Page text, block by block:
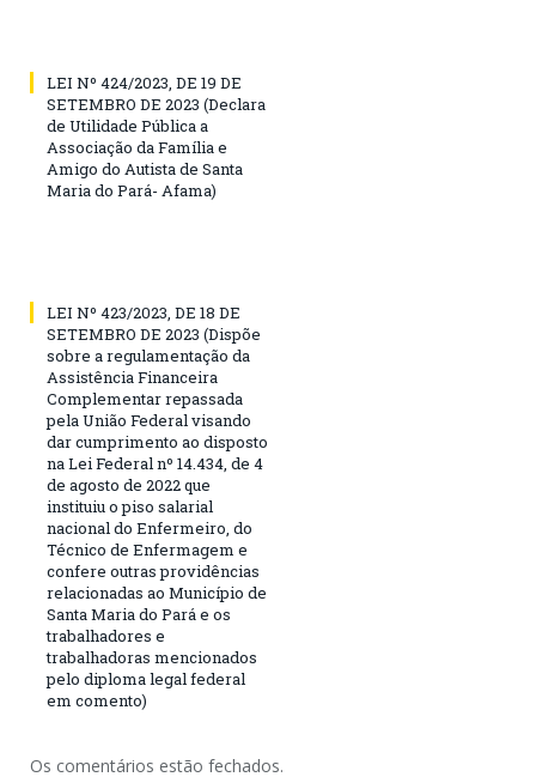
LEI Nº 424/2023, DE 19 DE
SETEMBRO DE 2023 (Declara
de Utilidade Pública a
Associação da Família e
Amigo do Autista de Santa
Maria do Pará- Afama)
LEI Nº 423/2023, DE 18 DE
SETEMBRO DE 2023 (Dispõe
sobre a regulamentação da
Assistência Financeira
Complementar repassada
pela União Federal visando
dar cumprimento ao disposto
na Lei Federal nº 14.434, de 4
de agosto de 2022 que
instituiu o piso salarial
nacional do Enfermeiro, do
Técnico de Enfermagem e
confere outras providências
relacionadas ao Município de
Santa Maria do Pará e os
trabalhadores e
trabalhadoras mencionados
pelo diploma legal federal
em comento)
Os comentários estão fechados.